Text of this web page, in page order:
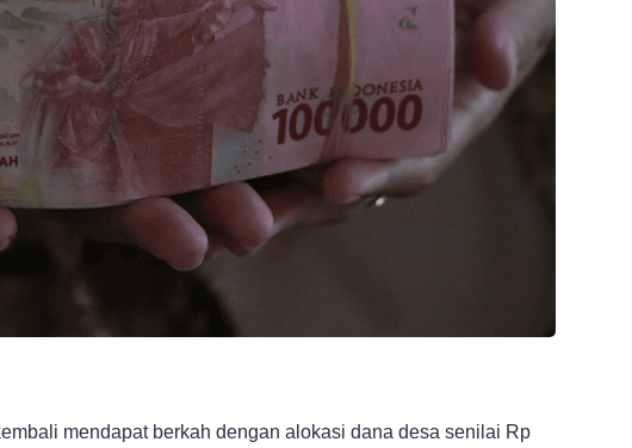
mendapat berkah dengan alokasi dana desa senilai Rp